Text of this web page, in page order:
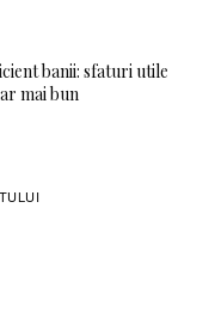
banii: sfaturi utile
mai bun